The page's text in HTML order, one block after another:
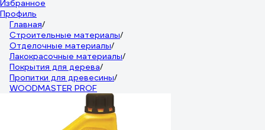
Избранное
Профиль
Главная/
Строительные материалы/
Отделочные материалы/
Лакокрасочные материалы/
Покрытия для дерева/
Пропитки для древесины/
WOODMASTER PROF